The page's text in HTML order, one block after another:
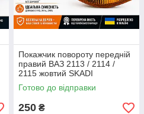
Покажчик повороту передній
правий ВАЗ 2113 / 2114 /
2115 жовтий SKADI
Готово до відправки
250 ₴